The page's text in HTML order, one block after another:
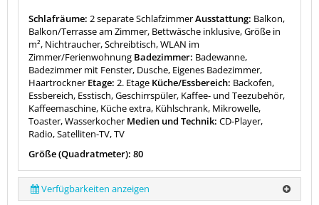
Schlafräume: 2 separate SchlafzimmerAusstattung: Balkon,
Balkon/Terrasse am Zimmer, Bettwäsche inklusive, Größe in
m², Nichtraucher, Schreibtisch, WLAN im
Zimmer/Ferienwohnung Badezimmer: Badewanne,
Badezimmer mit Fenster, Dusche, Eigenes Badezimmer,
Haartrockner Etage: 2. Etage Küche/Essbereich: Backofen,
Essbereich, Esstisch, Geschirrspüler, Kaffee- und Teezubehör,
Kaffeemaschine, Küche extra, Kühlschrank, Mikrowelle,
Toaster, Wasserkocher Medien und Technik: CD-Player,
Radio, Satelliten-TV, TV
Größe (Quadratmeter): 80
Verfügbarkeiten anzeigen